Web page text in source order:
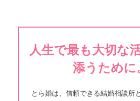
人生で最も大切な
添うために
とら婚は、信頼できる結婚相談所